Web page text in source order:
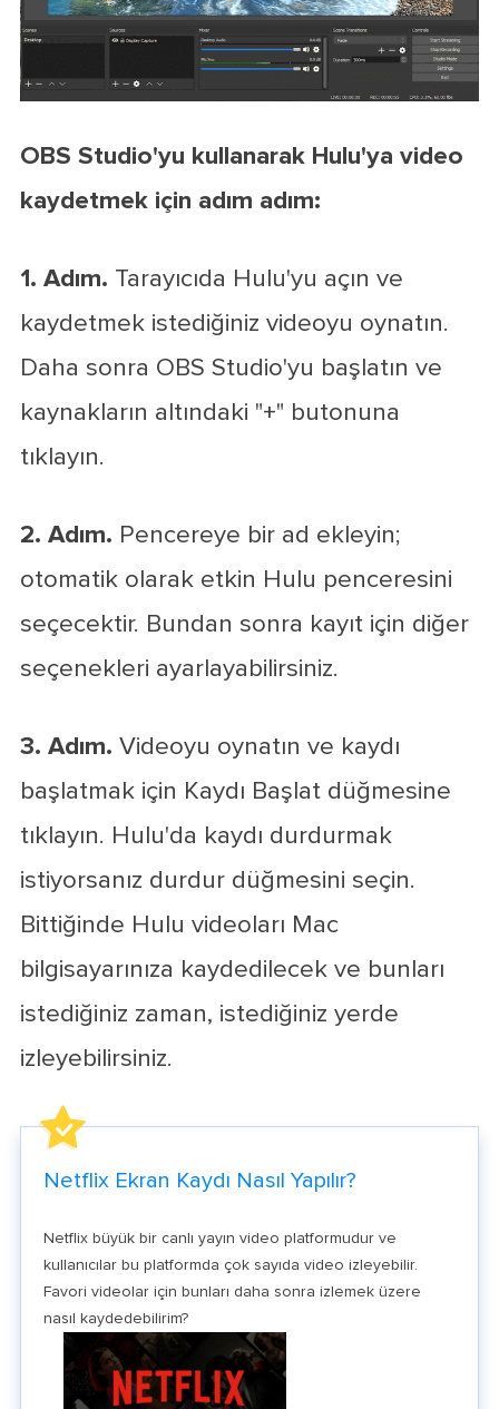
OBS Studio'yu kullanarak Hulu'ya video
kaydetmek için adım adım:
1. Adım. Tarayıcıda Hulu'yu açın ve
kaydetmek istediğiniz videoyu oynatın.
Daha sonra OBS Studio'yu başlatın ve
kaynakların altındaki "+" butonuna
tıklayın.
2. Adım. Pencereye bir ad ekleyin;
otomatik olarak etkin Hulu penceresini
seçecektir. Bundan sonra kayıt için diğer
seçenekleri ayarlayabilirsiniz.
3. Adım. Videoyu oynatın ve kaydı
başlatmak için Kaydı Başlat düğmesine
tıklayın. Hulu'da kaydı durdurmak
istiyorsanız durdur düğmesini seçin.
Bittiğinde Hulu videoları Mac
bilgisayarınıza kaydedilecek ve bunları
istediğiniz zaman, istediğiniz yerde
izleyebilirsiniz.
Netflix Ekran Kaydı Nasıl Yapılır?
Netflix büyük bir canlı yayın video platformudur ve
kullanıcılar bu platformda çok sayıda video izleyebilir.
Favori videolar için bunları daha sonra izlemek üzere
nasıl kaydedebilirim?